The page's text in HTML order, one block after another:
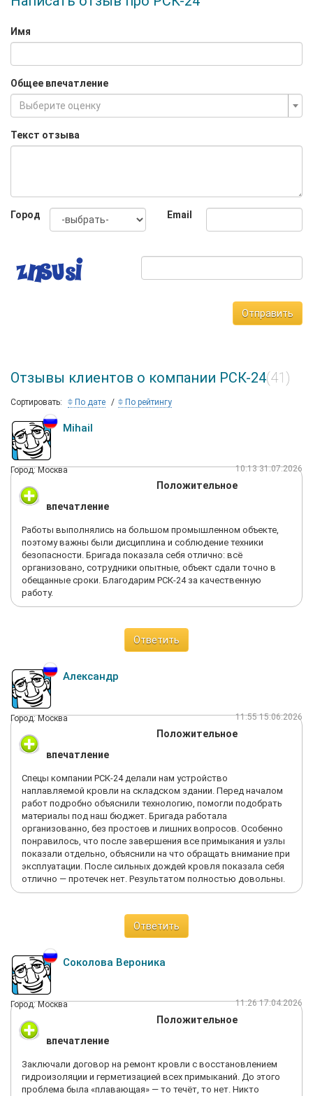
Имя
Общее впечатление
Выберите оценку
Текст отзыва
Город Email
Отправить
Отзывы клиентов о компании РСК-24(41)
Сортировать: По дате По рейтингу
Mihail
Город: Москва 10:13 31.07.2026
Положительное
впечатление
Работы выполнялись на большом промышленном объекте,
поэтому важны были дисциплина и соблюдение техники
безопасности. Бригада показала себя отлично: всё
организовано, сотрудники опытные, объект сдали точно в
обещанные сроки. Благодарим РСК-24 за качественную
работу.
Ответить
Александр
Город: Москва 11:55 15.06.2026
Положительное
впечатление
Спецы компании РСК-24 делали нам устройство
наплавляемой кровли на складском здании. Перед началом
работ подробно объяснили технологию, помогли подобрать
материалы под наш бюджет. Бригада работала
организованно, без простоев и лишних вопросов. Особенно
понравилось, что после завершения все примыкания и узлы
показали отдельно, объяснили на что обращать внимание при
эксплуатации. После сильных дождей кровля показала себя
отлично — протечек нет. Результатом полностью довольны.
Ответить
Соколова Вероника
Город: Москва 11:26 17.04.2026
Положительное
впечатление
Заключали договор на ремонт кровли с восстановлением
гидроизоляции и герметизацией всех примыканий. До этого
проблема была «плавающая» — то течёт, то нет. Никто